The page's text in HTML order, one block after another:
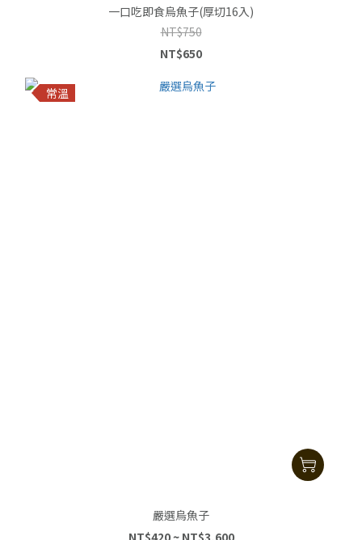
一口吃即食烏魚子(厚切16入)
NT$750
NT$650
常溫
嚴選烏魚子
NT$420 ~ NT$3,600